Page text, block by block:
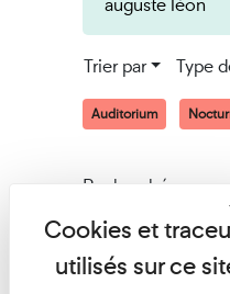
Trier par Type
Auditorium
Recherché pour
Afficher les